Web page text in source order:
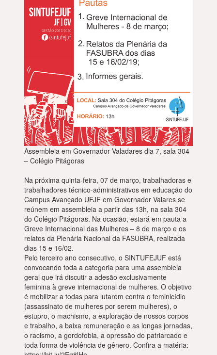
Assembleia em Governador Valadares dia 7, sala 304
– Colégio Pitágoras
Na próxima quinta-feira, 07 de março, trabalhadoras e
trabalhadores técnico-administrativos em educação do
Campus Avançado UFJF em Governador Valares se
reúnem em assembleia a partir das 13h, na sala 304
do Colégio Pitágoras. Na ocasião, estará em pauta a
Greve Internacional das Mulheres – 8 de março e os
relatos da Plenária Nacional da FASUBRA, realizada
dias 15 e 16/02.
Pelo terceiro ano consecutivo, o SINTUFEJUF está
convocando toda a categoria para uma assembleia
geral que irá discutir a adesão exclusivamente
feminina à greve internacional de mulheres. O objetivo
é mobilizar a todas para lutarem contra o feminicídio
(assassinato de mulheres por serem mulheres), o
estupro, o machismo, a exploração de nossos corpos
e trabalho, a baixa remuneração e as longas jornadas,
o racismo, a gordofobia, a opressão do patriarcado e
toda forma de violência de gênero. Confira a matéria: